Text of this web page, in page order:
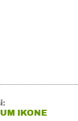
IKONE